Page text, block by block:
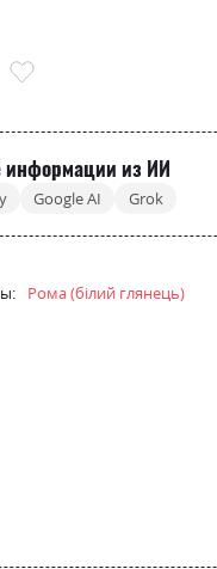
информации из ИИ
Google AI Grok
Рома (білий глянець)